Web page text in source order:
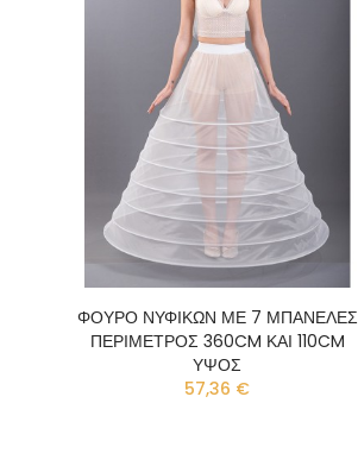
ΦΟΥΡΟ ΝΥΦΙΚΩΝ ΜΕ 7 ΜΠΑΝΕΛΕΣ
ΠΕΡΙΜΕΤΡΟΣ 360CM ΚΑΙ 110CM
ΥΨΟΣ
57,36 €